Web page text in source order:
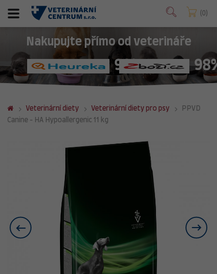
0
Nakupujte přímo od veterináře
98%
Veterinární diety Veterinární diety pro psy
PPVD
Canine - HA Hypoallergenic 11 kg